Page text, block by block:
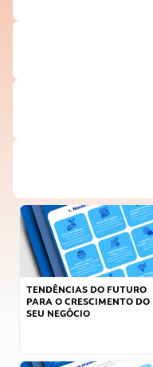
TENDÊNCIAS DO FUTURO
PARA O CRESCIMENTO DO
SEU NEGÓCIO